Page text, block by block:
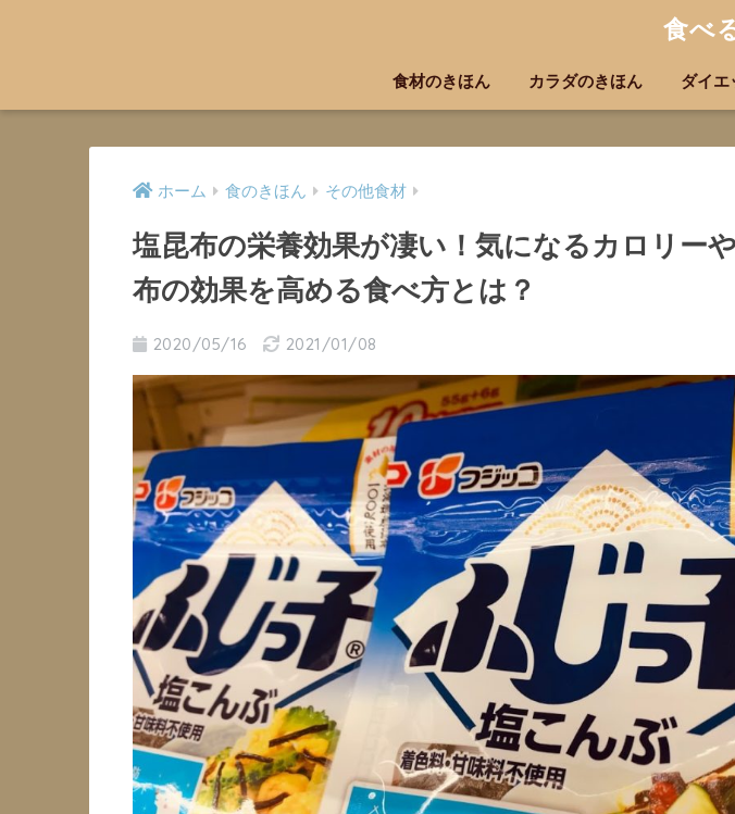
食べ
食材のきほん カラダのきほん ダイエ
ホーム 食のきほん その他食材
塩昆布の栄養効果が凄い！気になるカロリー
布の効果を高める食べ方とは？
2020/05/16 2021/01/08